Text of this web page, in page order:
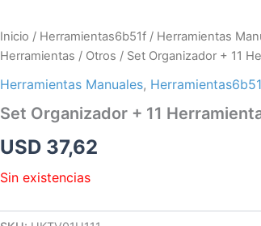
Inicio / Herramientas6b51f / Herramientas
Herramientas / Otros / Set Organizador + 11
Herramientas Manuales,
Set Organizador + 11
USD 37,62
Sin existencias